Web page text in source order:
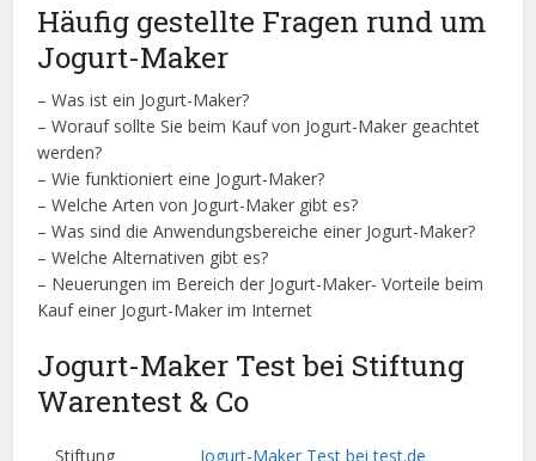
Häufig gestellte Fragen rund um
Jogurt-Maker
– Was ist ein Jogurt-Maker?
– Worauf sollte Sie beim Kauf von Jogurt-Maker geachtet
werden?
– Wie funktioniert eine Jogurt-Maker?
– Welche Arten von Jogurt-Maker gibt es?
– Was sind die Anwendungsbereiche einer Jogurt-Maker?
– Welche Alternativen gibt es?
– Neuerungen im Bereich der Jogurt-Maker- Vorteile beim
Kauf einer Jogurt-Maker im Internet
Jogurt-Maker Test bei Stiftung
Warentest & Co
Stiftung Jogurt-Maker Test bei test.de